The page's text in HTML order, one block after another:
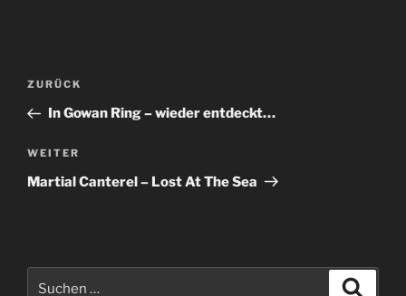
Beitragsnavigation
Vorheriger
Beitrag
ZURÜCK
In Gowan Ring – wieder entdeckt…
Nächster
Beitrag
WEITER
Martial Canterel – Lost At The Sea